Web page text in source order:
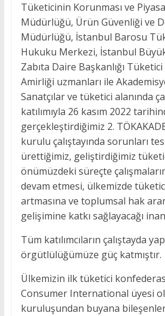
Tüketicinin Korunması ve
Müdürlüğü, Ürün Güvenliği ve
Müdürlüğü, İstanbul Barosu
Hukuku Merkezi, İstanbul
Zabıta Daire Başkanlığı Tüketici
Amirliği uzmanları ile
Sanatçılar ve tüketici alanında
katılımıyla 26 kasım 2022
gerçekleştirdiğimiz 2.
kurulu çalıştayında sorunları
ürettiğimiz, geliştirdiğimiz
önümüzdeki süreçte
devam etmesi, ülkemizde
artmasına ve toplumsal hak
gelişimine katkı sağlayacağı
Tüm katılımcıların çalıştayda
örgütlülüğümüze güç katmıştır.
Ülkemizin ilk tüketici
Consumer International üyesi
kuruluşundan buyana